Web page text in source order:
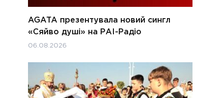
AGATA презентувала новий сингл
«Сяйво душі» на РАІ-Радіо
06.08.2026